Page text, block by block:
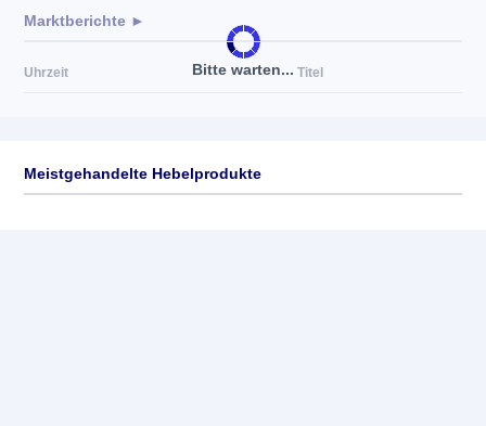
Bitte warten...
Marktberichte ►
Uhrzeit Titel
Meistgehandelte Hebelprodukte